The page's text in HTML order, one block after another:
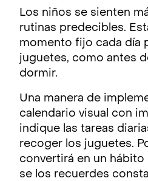
Los niños se sienten
rutinas predecibles.
momento fijo cada día
juguetes, como antes
dormir.
Una manera de
calendario visual con
indique las tareas
recoger los juguetes.
convertirá en un hábito
se los recuerdes